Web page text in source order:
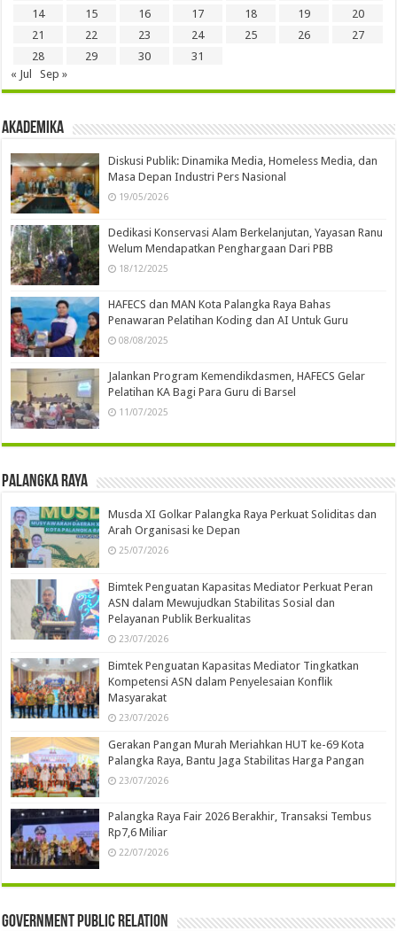
14
15 16 17 18 19
20
21
22 23 24 25 26
27
28
29 30
31
« Jul
Sep »
Akademika
Diskusi Publik: Dinamika Media, Homeless Media, dan
Masa Depan Industri Pers Nasional
19/05/2026
Dedikasi Konservasi Alam Berkelanjutan, Yayasan Ranu
Welum Mendapatkan Penghargaan Dari PBB
18/12/2025
HAFECS dan MAN Kota Palangka Raya Bahas
Penawaran Pelatihan Koding dan AI Untuk Guru
08/08/2025
Jalankan Program Kemendikdasmen, HAFECS Gelar
Pelatihan KA Bagi Para Guru di Barsel
11/07/2025
Palangka Raya
Musda XI Golkar Palangka Raya Perkuat Soliditas dan
Arah Organisasi ke Depan
25/07/2026
Bimtek Penguatan Kapasitas Mediator Perkuat Peran
ASN dalam Mewujudkan Stabilitas Sosial dan
Pelayanan Publik Berkualitas
23/07/2026
Bimtek Penguatan Kapasitas Mediator Tingkatkan
Kompetensi ASN dalam Penyelesaian Konflik
Masyarakat
23/07/2026
Gerakan Pangan Murah Meriahkan HUT ke-69 Kota
Palangka Raya, Bantu Jaga Stabilitas Harga Pangan
23/07/2026
Palangka Raya Fair 2026 Berakhir, Transaksi Tembus
Rp7,6 Miliar
22/07/2026
Government Public Relation